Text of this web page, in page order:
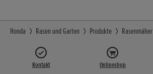
Honda Rasen und Garten Produkte Rasenmäher
Kontakt Onlineshop